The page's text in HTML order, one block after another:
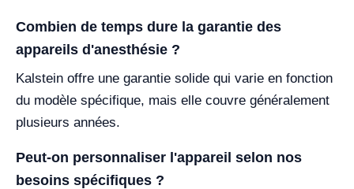
Combien de temps dure la garantie des
appareils d'anesthésie ?
Kalstein offre une garantie solide qui varie en fonction
du modèle spécifique, mais elle couvre généralement
plusieurs années.
Peut-on personnaliser l'appareil selon nos
besoins spécifiques ?